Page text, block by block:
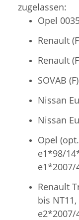
zugelassen:
Opel
Renault
Renault
SOVAB
Nissan
Nissan
Opel
e1*98/
e1*2007/
Renault
bis
e2*2007/